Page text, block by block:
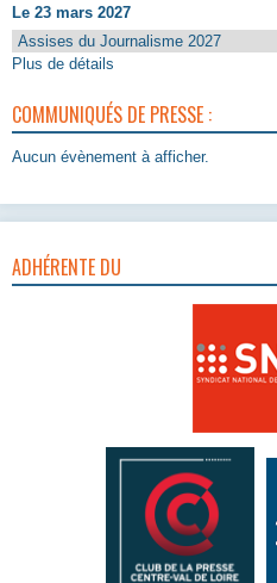
Le 23 mars 2027
Assises du Journalisme 2027
Plus de détails
COMMUNIQUÉS DE PRESSE :
Aucun évènement à afficher.
ADHÉRENTE DU